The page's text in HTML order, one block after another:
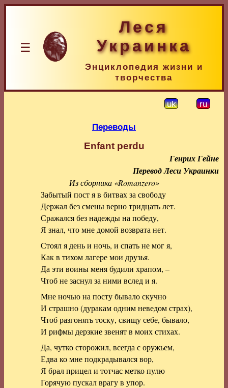
☰
Леся
Украинка
Энциклопедия жизни и
творчества
uk ru
Переводы
Enfant perdu
Генрих Гейне
Перевод Леси Украинки
Из сборника «Romanzero»
Забытый пост я в битвах за свободу
Держал без смены верно тридцать лет.
Сражался без надежды на победу,
Я знал, что мне домой возврата нет.
Стоял я день и ночь, и спать не мог я,
Как в тихом лагере мои друзья.
Да эти воины меня будили храпом, –
Чтоб не заснул за ними вслед и я.
Мне ночью на посту бывало скучно
И страшно (дуракам одним неведом страх),
Чтоб разгонять тоску, свищу себе, бывало,
И рифмы дерзкие звенят в моих стихах.
Да, чутко сторожил, всегда с оружьем,
Едва ко мне подкрадывался вор,
Я брал прицел и тотчас метко пулю
Горячую пускал врагу в упор.